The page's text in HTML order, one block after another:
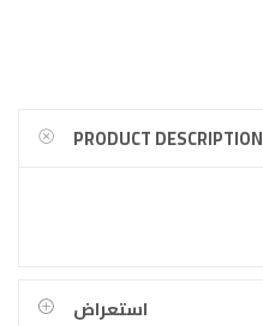
PRODUCT DESCRIPTION
استعراض